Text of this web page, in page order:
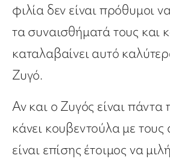
φιλία δεν είναι πρόθυμοι
τα συναισθήματά τους και
καταλαβαίνει αυτό
Ζυγό.
Αν και ο Ζυγός είναι
κάνει κουβεντούλα με
είναι επίσης έτοιμος να